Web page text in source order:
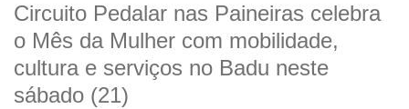
Circuito Pedalar nas Paineiras celebra
o Mês da Mulher com mobilidade,
cultura e serviços no Badu neste
sábado (21)